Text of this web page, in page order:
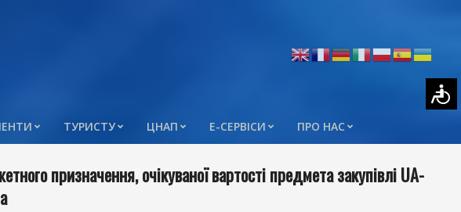
ТУРИСТУ ЦНАП Е-СЕРВІСИ ПРО НАС
призначення, очікуваної вартості предмета закупівлі UA-